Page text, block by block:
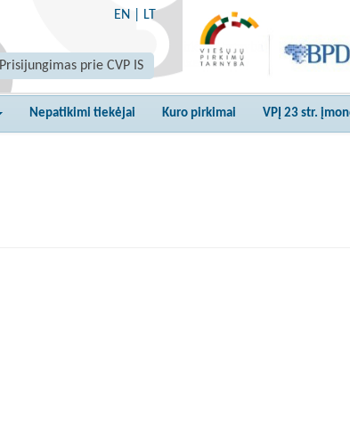
EN LT
Prisijungimas prie CVP IS
Nepatikimi tiekėjai Kuro pirkimai VPĮ 23 str.